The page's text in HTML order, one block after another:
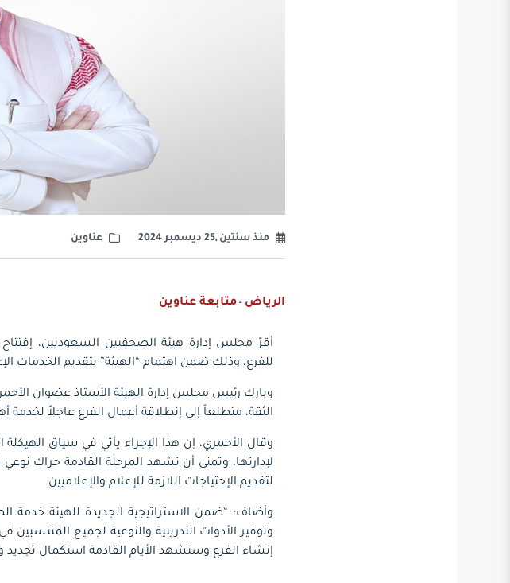
منذ سنتين ,25 ديسمبر 2024 عناوين
الرياض - متابعة عناوين
أقرّ مجلس إدارة هيئة الصحفيين السعوديين،
للفرع، وذلك ضمن اهتمام “الهيئة” بتقديم الخدمات
وبارك رئيس مجلس إدارة الهيئة الأستاذ عضوان
الثقة، متطلعاً إلى إنطلاقة أعمال الفرع عاجلاً لخدمة
وقال الأحمري، إن هذا الإجراء يأتي في سياق الهيكلة
لإدارتها، وتمنى أن تشهد المرحلة القادمة حراك
لتقديم الإحتياجات اللازمة للإعلام والإعلاميين.
وأضاف: “ضمن الاستراتيجية الجديدة للهيئة خدمة
وتوفير الأدوات التدريبية والنوعية لجميع
إنشاء الفرع وستشهد الأيام القادمة استكمال تجديد